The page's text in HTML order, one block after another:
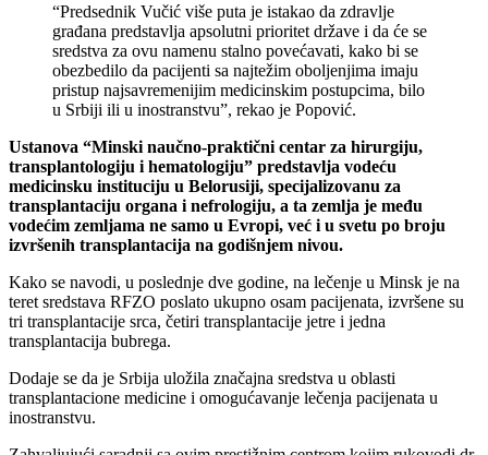
“Predsednik Vučić više puta je istakao da zdravlje
građana predstavlja apsolutni prioritet države i da će se
sredstva za ovu namenu stalno povećavati, kako bi se
obezbedilo da pacijenti sa najtežim oboljenjima imaju
pristup najsavremenijim medicinskim postupcima, bilo
u Srbiji ili u inostranstvu”, rekao je Popović.
Ustanova “Minski naučno-praktični centar za hirurgiju,
transplantologiju i hematologiju” predstavlja vodeću
medicinsku instituciju u Belorusiji, specijalizovanu za
transplantaciju organa i nefrologiju, a ta zemlja je među
vodećim zemljama ne samo u Evropi, već i u svetu po broju
izvršenih transplantacija na godišnjem nivou.
Kako se navodi, u poslednje dve godine, na lečenje u Minsk je na
teret sredstava RFZO poslato ukupno osam pacijenata, izvršene su
tri transplantacije srca, četiri transplantacije jetre i jedna
transplantacija bubrega.
Dodaje se da je Srbija uložila značajna sredstva u oblasti
transplantacione medicine i omogućavanje lečenja pacijenata u
inostranstvu.